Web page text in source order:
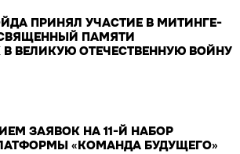
ПРИНЯЛ УЧАСТИЕ В МИТИНГЕ-
ПАМЯТИ
ВЕЛИКУЮ ОТЕЧЕСТВЕННУЮ ВОЙНУ
ЗАЯВОК НА 11-Й НАБОР
«КОМАНДА БУДУЩЕГО»